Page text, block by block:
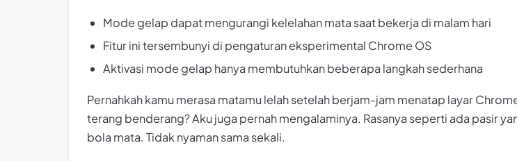
Mode gelap dapat mengurangi kelelahan mata saat bekerja di malam hari
Fitur ini tersembunyi di pengaturan eksperimental Chrome OS
Aktivasi mode gelap hanya membutuhkan beberapa langkah sederhana
Pernahkah kamu merasa matamu lelah setelah berjam-jam menatap layar
terang benderang? Aku juga pernah mengalaminya. Rasanya seperti ada pasir
bola mata. Tidak nyaman sama sekali.